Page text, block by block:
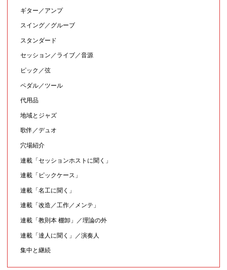
ギター／アンプ
スイング／グルーブ
スタンダード
セッション／ライブ／音源
ピック／弦
ペダル／ツール
代用品
地域とジャズ
歌伴／デュオ
穴場紹介
連載「セッションホストに聞く」
連載「ピックケース」
連載「名工に聞く」
連載「改造／工作／メンテ」
連載「教則本 棚卸」／理論の外
連載「達人に聞く」／演奏人
集中と継続